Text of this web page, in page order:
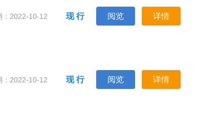
现 行 阅览 详情
：2022-10-12
现 行 阅览 详情
：2022-10-12